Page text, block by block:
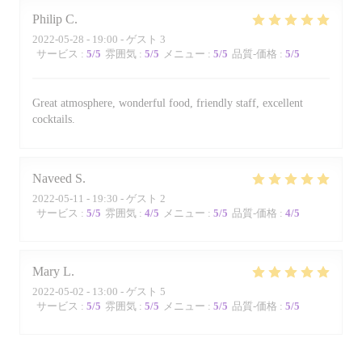
Philip C
2022-05-28 - 19:00 - ゲスト 3
サービス : 5/5 雰囲気 : 5/5 メニュー : 5/5 品質-価格 : 5/5
Great atmosphere, wonderful food, friendly staff, excellent
cocktails.
Naveed S
2022-05-11 - 19:30 - ゲスト 2
サービス : 5/5 雰囲気 : 4/5 メニュー : 5/5 品質-価格 : 4/5
Mary L
2022-05-02 - 13:00 - ゲスト 5
サービス : 5/5 雰囲気 : 5/5 メニュー : 5/5 品質-価格 : 5/5